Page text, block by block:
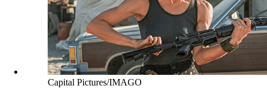
Capital Pictures/IMAGO